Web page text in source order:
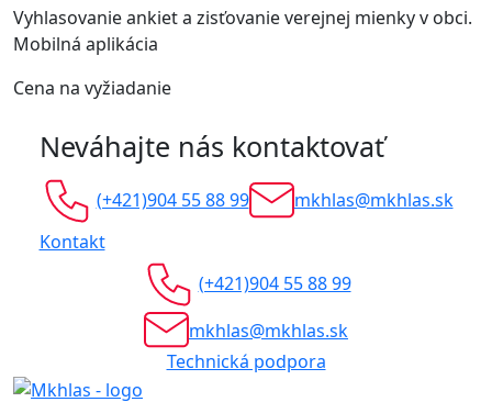
Vyhlasovanie ankiet a zisťovanie verejnej mienky v obci.
Mobilná aplikácia
Cena na vyžiadanie
Neváhajte nás kontaktovať
(+421)904 55 88 99
mkhlas@mkhlas.sk
Kontakt
(+421)904 55 88 99
mkhlas@mkhlas.sk
Technická podpora